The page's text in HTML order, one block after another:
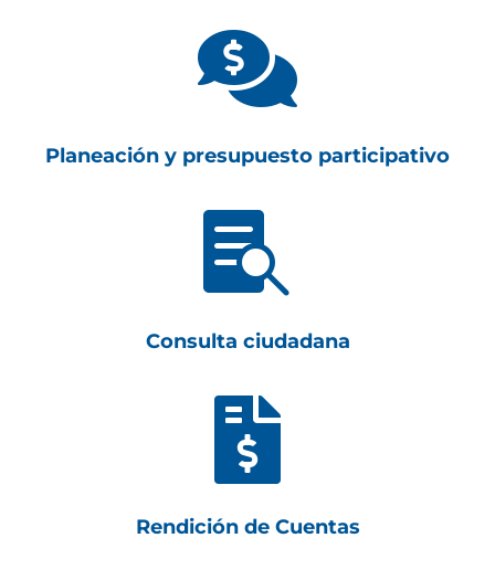

Planeación y presupuesto participativo

Consulta ciudadana

Rendición de Cuentas